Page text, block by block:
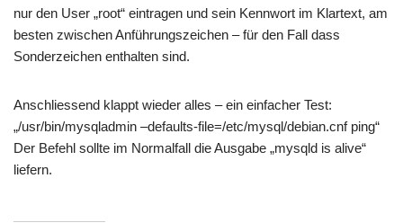
nur den User „root“ eintragen und sein Kennwort im Klartext, am
besten zwischen Anführungszeichen – für den Fall dass
Sonderzeichen enthalten sind.
Anschliessend klappt wieder alles – ein einfacher Test:
„/usr/bin/mysqladmin –defaults-file=/etc/mysql/debian.cnf ping“
Der Befehl sollte im Normalfall die Ausgabe „mysqld is alive“
liefern.